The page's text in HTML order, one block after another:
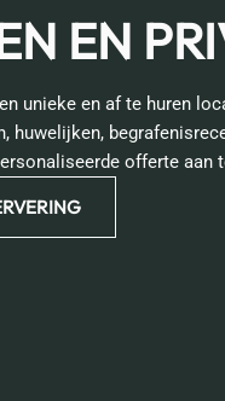
EN
unieke en af te huren
huwelijken,
offerte aan